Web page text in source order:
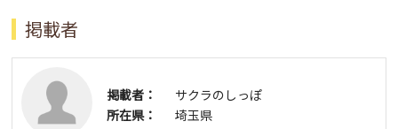
掲載者
掲載者：
サクラのしっぽ
所在県：
埼玉県